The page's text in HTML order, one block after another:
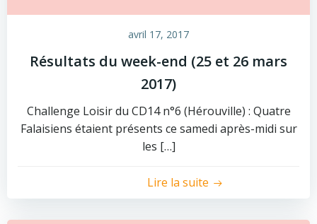
avril 17, 2017
Résultats du week-end (25 et 26 mars
2017)
Challenge Loisir du CD14 n°6 (Hérouville) : Quatre
Falaisiens étaient présents ce samedi après-midi sur
les […]
Lire la suite